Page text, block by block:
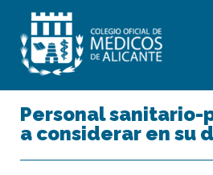
Personal sanitario-
a considerar en su